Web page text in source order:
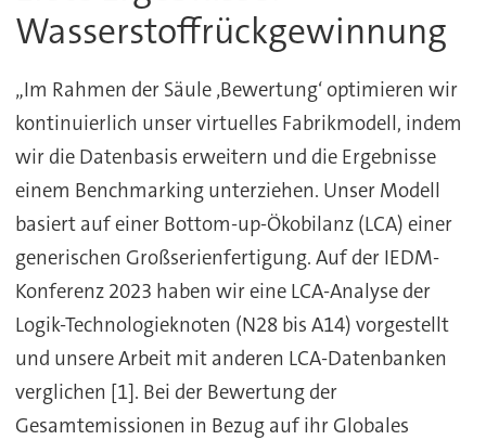
Wasserstoffrückgewinnung
„Im Rahmen der Säule ‚Bewertung‘ optimieren wir
kontinuierlich unser virtuelles Fabrikmodell, indem
wir die Datenbasis erweitern und die Ergebnisse
einem Benchmarking unterziehen. Unser Modell
basiert auf einer Bottom-up-Ökobilanz (LCA) einer
generischen Großserienfertigung. Auf der IEDM-
Konferenz 2023 haben wir eine LCA-Analyse der
Logik-Technologieknoten (N28 bis A14) vorgestellt
und unsere Arbeit mit anderen LCA-Datenbanken
verglichen [1]. Bei der Bewertung der
Gesamtemissionen in Bezug auf ihr Globales